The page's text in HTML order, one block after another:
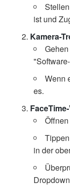
ist und
Kamera-
Wenn
es.
in der